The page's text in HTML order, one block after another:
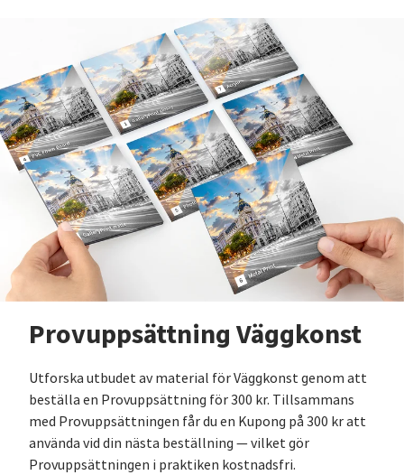
Provuppsättning Väggkonst
Utforska utbudet av material för Väggkonst genom att
beställa en Provuppsättning för 300 kr. Tillsammans
med Provuppsättningen får du en Kupong på 300 kr att
använda vid din nästa beställning — vilket gör
Provuppsättningen i praktiken kostnadsfri.